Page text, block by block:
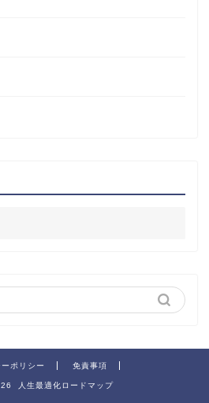
ポリシー 免責事項
人生最適化ロードマップ